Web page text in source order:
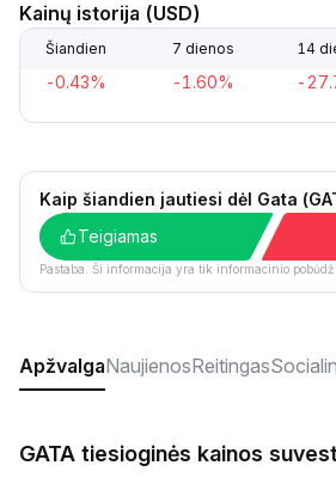
Kainų istorija (USD)
Šiandien 7 dienos 14
-0.43% -1.60% -
Kaip šiandien jautiesi dėl Gata
Teigiamas
Pastaba. Ši informacija yra tik informacinio
ApžvalgaNaujienosReitingas
GATA tiesioginės kainos